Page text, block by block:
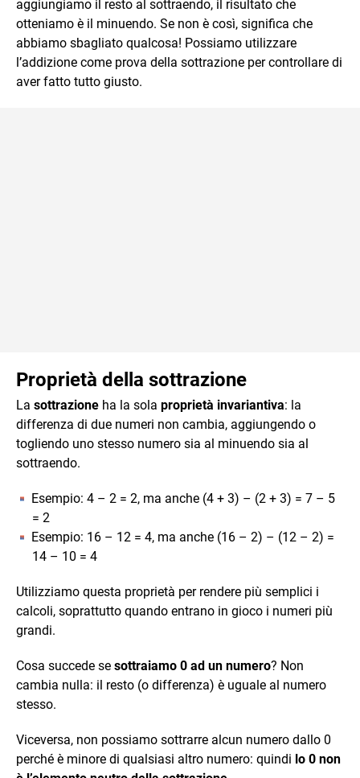
aggiungiamo il resto al sottraendo, il risultato che
otteniamo è il minuendo. Se non è così, significa che
abbiamo sbagliato qualcosa! Possiamo utilizzare
l’addizione come prova della sottrazione per controllare di
aver fatto tutto giusto.
Proprietà della sottrazione
La sottrazione ha la sola proprietà invariantiva: la
differenza di due numeri non cambia, aggiungendo o
togliendo uno stesso numero sia al minuendo sia al
sottraendo.
Esempio: 4 – 2 = 2, ma anche (4 + 3) – (2 + 3) = 7 – 5
= 2
Esempio: 16 – 12 = 4, ma anche (16 – 2) – (12 – 2) =
14 – 10 = 4
Utilizziamo questa proprietà per rendere più semplici i
calcoli, soprattutto quando entrano in gioco i numeri più
grandi.
Cosa succede se sottraiamo 0 ad un numero? Non
cambia nulla: il resto (o differenza) è uguale al numero
stesso.
Viceversa, non possiamo sottrarre alcun numero dallo 0
perché è minore di qualsiasi altro numero: quindi lo 0 non